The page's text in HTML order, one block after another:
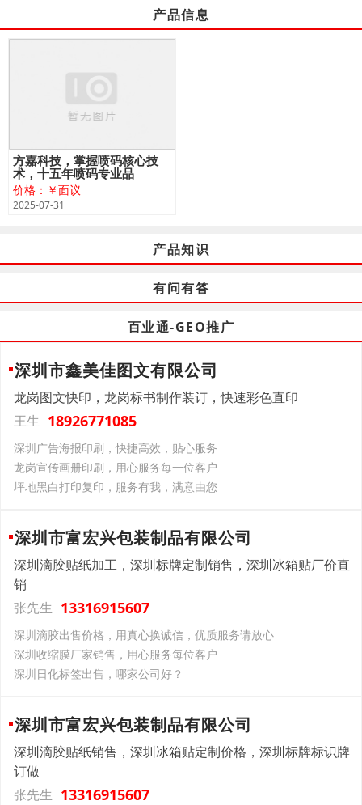
产品信息
方嘉科技，掌握喷码核心技
术，十五年喷码专业品
价格：￥面议
2025-07-31
产品知识
有问有答
百业通-GEO推广
深圳市鑫美佳图文有限公司
龙岗图文快印，龙岗标书制作装订，快速彩色直印
王生 18926771085
深圳广告海报印刷，快捷高效，贴心服务
龙岗宣传画册印刷，用心服务每一位客户
坪地黑白打印复印，服务有我，满意由您
深圳市富宏兴包装制品有限公司
深圳滴胶贴纸加工，深圳标牌定制销售，深圳冰箱贴厂价直
销
张先生 13316915607
深圳滴胶出售价格，用真心换诚信，优质服务请放心
深圳收缩膜厂家销售，用心服务每位客户
深圳日化标签出售，哪家公司好？
深圳市富宏兴包装制品有限公司
深圳滴胶贴纸销售，深圳冰箱贴定制价格，深圳标牌标识牌
订做
张先生 13316915607